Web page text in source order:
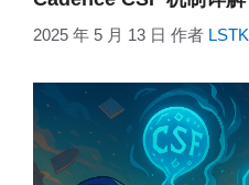
2025 年 5 月 13 日 作者 LSTK